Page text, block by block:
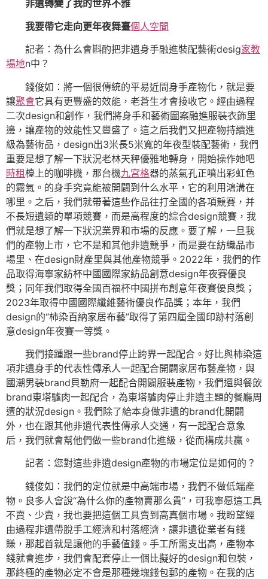
非遺轉變了我的世界不雅
我要帶它走向更年夜舞臺個人空間
記者：為什么會斟酌把非遺身手融進裝配藝術desig家教
場地n中？
錢俊如：將一個很傳統的平易近間身手產物化，就是要
讓聚會它具有更豐盛的效能，老蒼生才會接收它。經由過程
二次design和創作，我們將身手和藝術圖案融進服裝衣飾里
邊，讓產物的效能性又豐盛了。這之后我們又把產物持續進
級為藝術品，design出3米長5米寬的年夜型裝配藝術，我們
重要是想了解一下狀況老林天秤優雅地轉身，開始操作她吧
時租檯上的咖啡機，那台機九宮格器的蒸氣孔正噴出彩虹色
的霧氣。的身手究竟能被開闢到什么水平，它的利用鴻溝在
哪里。之后，我們就帶著這些作品往打全國的各項競賽，并
不長短遺類的單項競賽，而是高程度的綜合design競賽，我
們就是想了解一下狀況業界和市場的反應。要了解，一旦我
們的產物上市，它不是和其他非遺競爭，而是要在紡織品市
場里、在design財產里與其他產物競爭。2022年，我們的作
品取得海寧家紡杯中國國際家紡品創意design年夜賽優良
獎；同年我們取得全國百福杯中國拼布創意年夜賽優良獎；
2023年取得中國國際纖維藝術優良作品獎；本年，我們
design的“柿染百納家居布藝”取得了第四屆全國印跡村落創
意design年夜賽一等獎。
我們接踵跟一些brand停止跨界一起配合。好比與柿染這
項非遺身手的代表性傳承人一起配合開闢家居布藝產物，與
國潮男裝brand貝勒府一起配合開闢服裝產物，我們還與餐飲
brand東塔驢肉一起配合，為東塔驢肉停止非遺主題的餐廳周
遭的狀況design。我們除了給本身做非遺的brand化開闢
外，也在跟其他非遺代表性傳承人交通，有一起配合意象
后，我們就會幫他們做一些brand化進級，從而構成共贏。
記者：您對這些非遺design產物的市場定位是如何的？
錢俊如：我們的定位就是中高端市場，我們不做低端產
物。良多人會說“為什么你的產物賣那么貴”，可我寧愿這工具
不賣、少賣，我也要把這個工具賣到高真個市場。我盼望經
由過程非遺帶脫手工經濟和村落經濟，讓非遺從業者有錢
賺，那起首就是讓他的手藝值錢。手工所需支出高，產物本
錢就會進步，我們會配套停止一個比擬好的design和包裝，
那終極的產物必定不會是那種幾塊錢包郵的產物。在我的店